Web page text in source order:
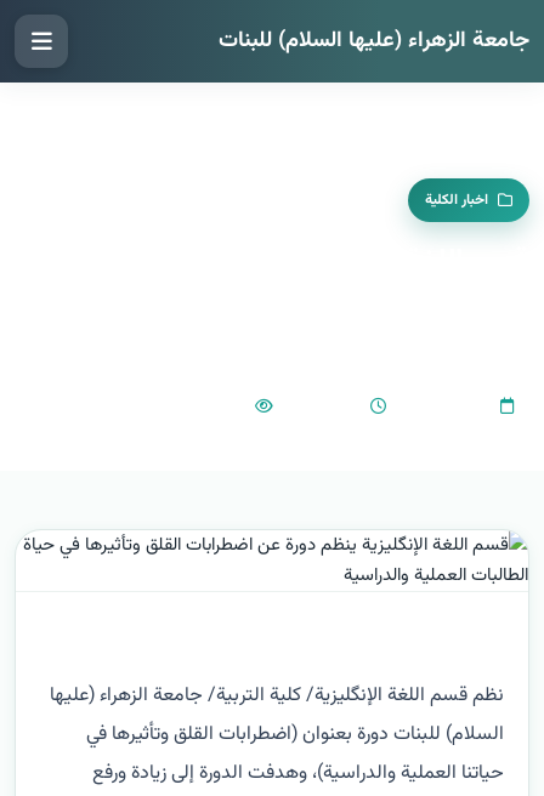
جامعة الزهراء (عليها السلام) للبنات
اخبار الكلية
نظم قسم اللغة الإنگليزية/ كلية التربية/ جامعة الزهراء (عليها
السلام) للبنات دورة بعنوان (اضطرابات القلق وتأثيرها في
حياتنا العملية والدراسية)، وهدفت الدورة إلى زيادة ورفع